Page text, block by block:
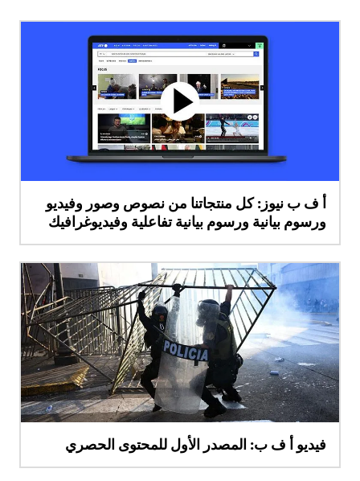
أ ف ب نيوز: كل منتجاتنا من نصوص وصور وفيديو
ورسوم بيانية ورسوم بيانية تفاعلية وفيديوغرافيك
فيديو أ ف ب: المصدر الأول للمحتوى الحصري